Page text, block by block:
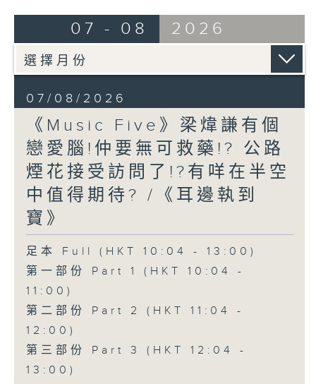
07 - 08 2026
07/08/2026
《Music Five》梁煒謙有個
戀愛腦!仲要無可救藥!? 公路
煙花接受訪問了!?有咩在半空
中值得期待? /《耳邊執到
寶》
足本 Full (HKT 10:04 - 13:00)
第一部份 Part 1 (HKT 10:04 -
11:00)
第二部份 Part 2 (HKT 11:04 -
12:00)
第三部份 Part 3 (HKT 12:04 -
13:00)